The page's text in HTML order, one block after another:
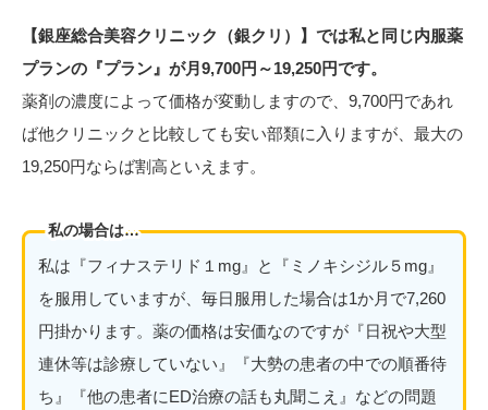
【銀座総合美容クリニック（銀クリ）】では私と同じ内服薬
プランの『プラン』が月9,700円～19,250円です。
薬剤の濃度によって価格が変動しますので、9,700円であれ
ば他クリニックと比較しても安い部類に入りますが、最大の
19,250円ならば割高といえます。
私の場合は…
私は『フィナステリド１mg』と『ミノキシジル５mg』
を服用していますが、毎日服用した場合は1か月で7,260
円掛かります。薬の価格は安価なのですが『日祝や大型
連休等は診療していない』『大勢の患者の中での順番待
ち』『他の患者にED治療の話も丸聞こえ』などの問題